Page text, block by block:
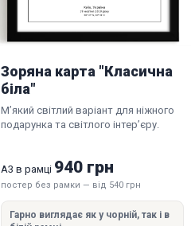
Зоряна карта "Класична
біла"
М’який світлий варіант для ніжного
подарунка та світлого інтер’єру.
А3 в рамці 940 грн
постер без рамки — від 540 грн
Гарно виглядає як у чорній, так і в